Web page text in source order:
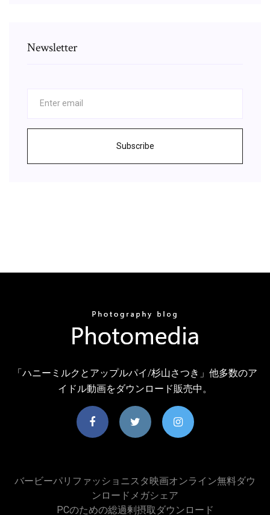
Newsletter
Subscribe
「ハニーミルクとアップルパイ/杉山さつき」他多数のア
イドル動画をダウンロード販売中。
バービーパリファッショニスタ映画オンライン無料ダウ
ンロードメガシェア
PCのための総過剰摂取ダウンロード